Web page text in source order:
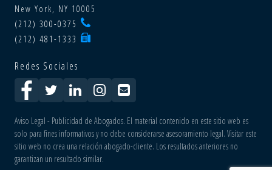
New York, NY 10005
(212) 300-0375
(212) 481-1333
Redes Sociales
Aviso Legal - Publicidad de Abogados. El material contenido en este sitio web es
solo para fines informativos y no debe considerarse asesoramiento legal. Visitar este
sitio web no crea una relación abogado-cliente. Los resultados anteriores no
garantizan un resultado similar.